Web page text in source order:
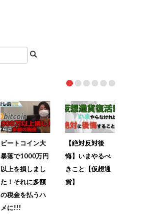
ビートコイン大
暴落で1000万円
以上を損しまし
た！それに多額
の税金を払うハ
メに!!!
【絶対反対後
悔】いまやるべ
きこと【仮想通
貨】